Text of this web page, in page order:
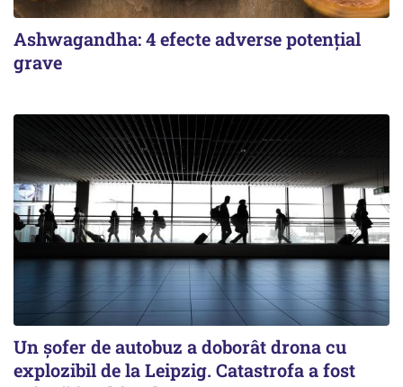
Ashwagandha: 4 efecte adverse potențial
grave
Un șofer de autobuz a doborât drona cu
explozibil de la Leipzig. Catastrofa a fost